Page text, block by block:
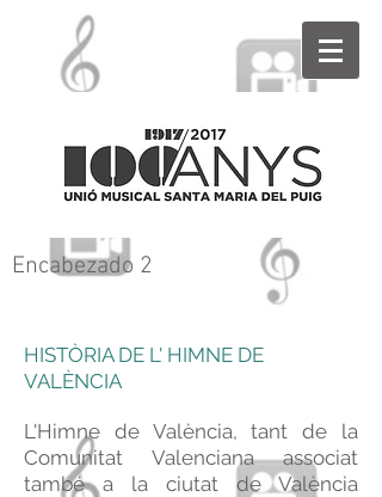
Encabezado 2
HISTÒRIA DE L' HIMNE DE
VALÈNCIA
L'Himne de València, tant de la
Comunitat Valenciana associat
també a la ciutat de València